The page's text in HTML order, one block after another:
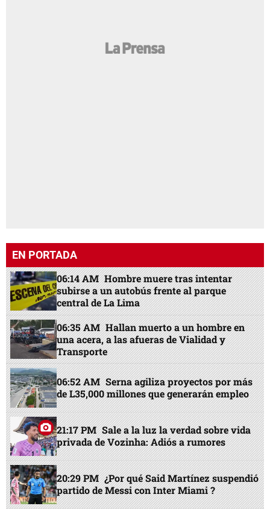
EN PORTADA
06:14 AM Hombre muere tras intentar
subirse a un autobús frente al parque
central de La Lima
06:35 AM Hallan muerto a un hombre en
una acera, a las afueras de Vialidad y
Transporte
06:52 AM Serna agiliza proyectos por más
de L35,000 millones que generarán empleo
21:17 PM Sale a la luz la verdad sobre vida
privada de Vozinha: Adiós a rumores
20:29 PM ¿Por qué Said Martínez suspendió
partido de Messi con Inter Miami ?